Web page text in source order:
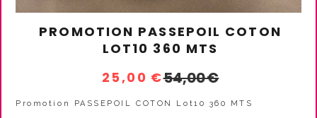
PROMOTION PASSEPOIL COTON
LOT10 360 MTS
25,00 €54,00€
Promotion PASSEPOIL COTON Lot10 360 MTS